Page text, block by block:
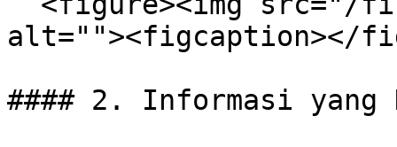
alt=""><figcaption></
#### 2. Informasi yang